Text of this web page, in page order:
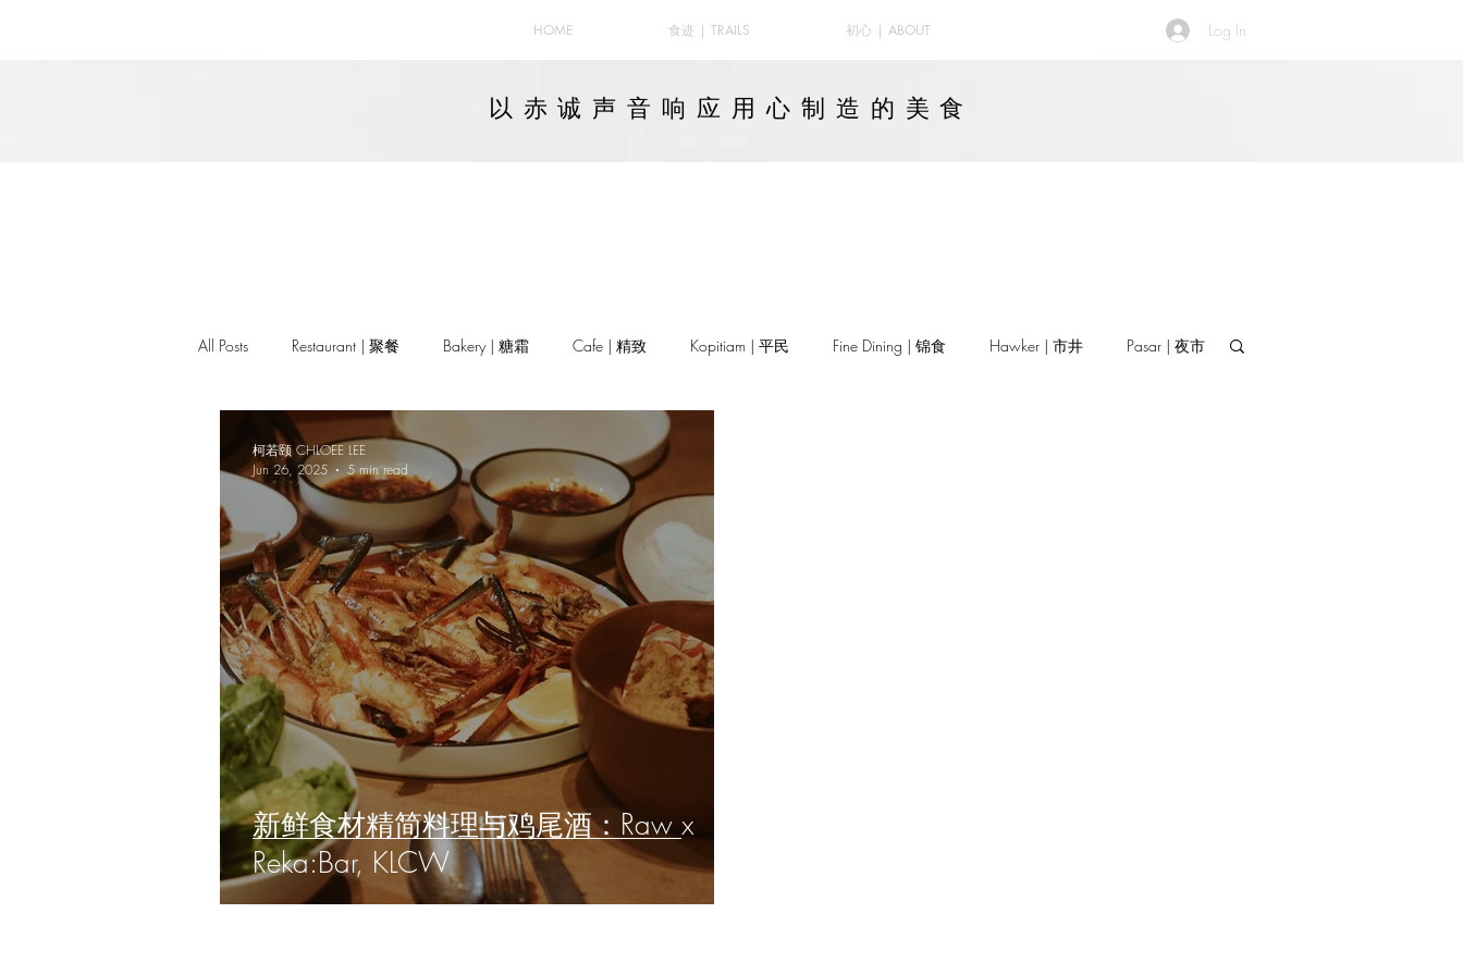
HOME 食迹 | TRAILS 初心 | ABOUT Log In
以赤诚声音响应用心制造的 美食
All Posts Restaurant | 聚餐 Bakery | 糖霜 Cafe | 精致 Kopitiam | 平民 Fine Dining | 锦食 Hawker | 市井 Pasar | 夜市
新鲜食材精简料理与鸡尾酒：Raw x
Reka:Bar, KLCW
柯若颐 CHLOEE LEE
Jun 26, 2025
5 min read